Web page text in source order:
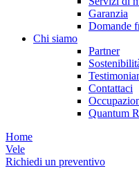
Garanzia
Domande
Chi siamo
Partner
Contattaci
Quantum
Home
Vele
Richiedi un preventivo